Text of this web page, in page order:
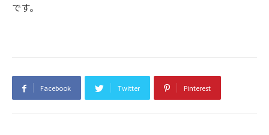
です。
Facebook Twitter Pinterest